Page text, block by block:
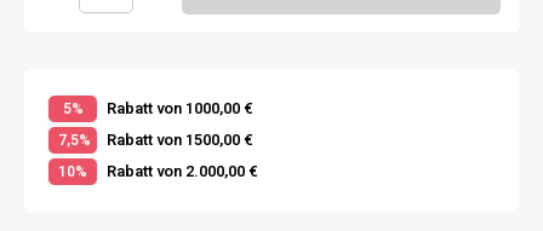
5% Rabatt von 1000,00 €
7,5% Rabatt von 1500,00 €
10% Rabatt von 2.000,00 €